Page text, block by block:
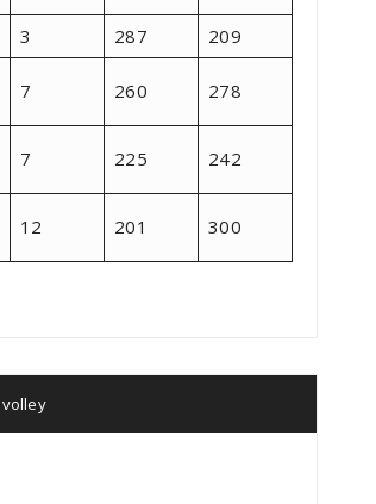
3 287
209
7 260 278
7 225 242
12 201 300
volley